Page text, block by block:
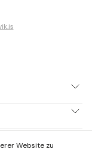
Website zu